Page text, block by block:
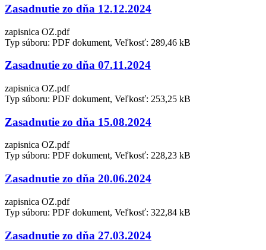
Zasadnutie zo dňa 12.12.2024
zapisnica OZ.pdf
Typ súboru: PDF dokument, Veľkosť: 289,46 kB
Zasadnutie zo dňa 07.11.2024
zapisnica OZ.pdf
Typ súboru: PDF dokument, Veľkosť: 253,25 kB
Zasadnutie zo dňa 15.08.2024
zapisnica OZ.pdf
Typ súboru: PDF dokument, Veľkosť: 228,23 kB
Zasadnutie zo dňa 20.06.2024
zapisnica OZ.pdf
Typ súboru: PDF dokument, Veľkosť: 322,84 kB
Zasadnutie zo dňa 27.03.2024